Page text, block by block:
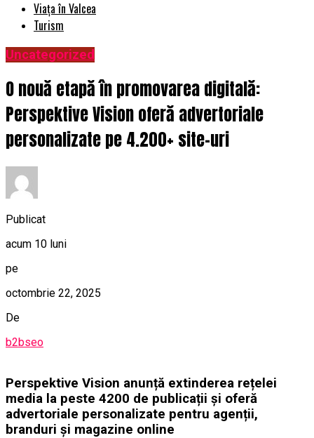
Viața în Valcea
Turism
Uncategorized
O nouă etapă în promovarea digitală:
Perspektive Vision oferă advertoriale
personalizate pe 4.200+ site-uri
Publicat
acum 10 luni
pe
octombrie 22, 2025
De
b2bseo
Perspektive Vision anunță extinderea rețelei
media la peste 4200 de publicații și oferă
advertoriale personalizate pentru agenții,
branduri și magazine online